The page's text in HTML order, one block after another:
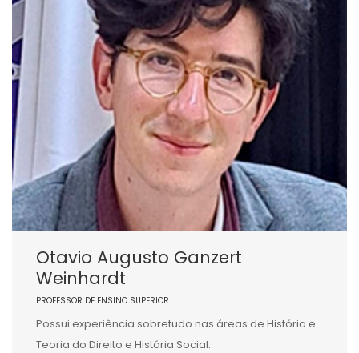
Otavio Augusto Ganzert
Weinhardt
PROFESSOR DE ENSINO SUPERIOR
Possui experiência sobretudo nas áreas de História e
Teoria do Direito e História Social.